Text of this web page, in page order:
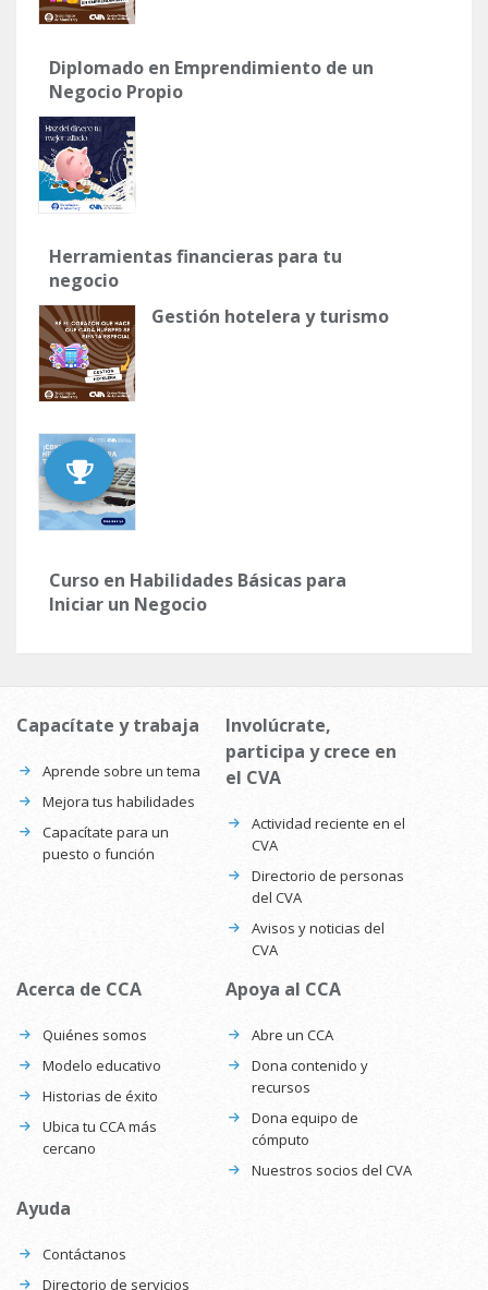
Diplomado en Emprendimiento de un
Negocio Propio
Herramientas financieras para tu
negocio
Gestión hotelera y turismo
Curso en Habilidades Básicas para
Iniciar un Negocio
Capacítate y trabaja
Aprende sobre un tema
Mejora tus habilidades
Capacítate para un
puesto o función
Involúcrate,
participa y crece en
el CVA
Actividad reciente en el
CVA
Directorio de personas
del CVA
Avisos y noticias del
CVA
Acerca de CCA
Quiénes somos
Modelo educativo
Historias de éxito
Ubica tu CCA más
cercano
Apoya al CCA
Abre un CCA
Dona contenido y
recursos
Dona equipo de
cómputo
Nuestros socios del CVA
Ayuda
Contáctanos
Directorio de servicios